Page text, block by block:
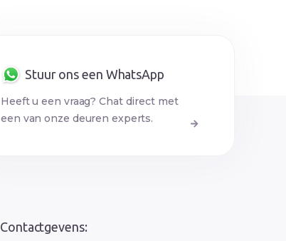
Stuur ons een WhatsApp
Heeft u een vraag? Chat direct met
een van onze deuren experts.
Contactgevens: